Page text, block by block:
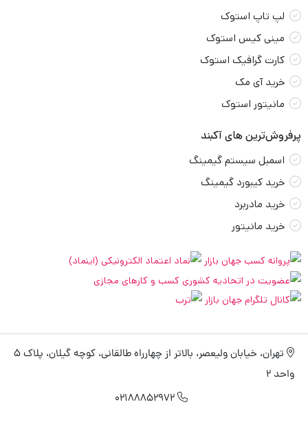
لپ تاپ استوک
مینی کیس استوک
کارت گرافیک استوک
خرید آی مک
مانیتور استوک
پرفروش‌ترین های آکبند
اسمبل سیستم گیمینگ
خرید کیبورد گیمینگ
خرید مادربرد
خرید مانیتور
تهران، خیابان ولیعصر، بالاتر از چهارراه طالقانی، کوچه گیلان، پلاک 5
واحد 2
02188852972